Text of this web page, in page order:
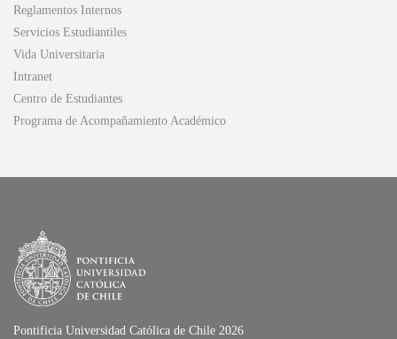
Reglamentos Internos
Servicios Estudiantiles
Vida Universitaria
Intranet
Centro de Estudiantes
Programa de Acompañamiento Académico
Pontificia Universidad Católica de Chile 2026